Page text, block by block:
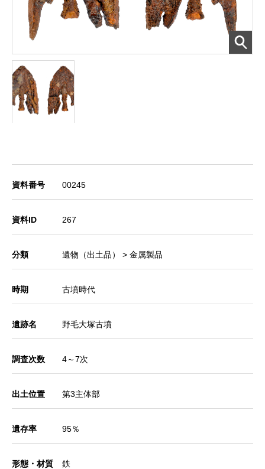
資料番号 00245
資料ID 267
分類 遺物（出土品） > 金属製品
時期 古墳時代
遺跡名 野毛大塚古墳
調査次数 4～7次
出土位置 第3主体部
遺存率 95％
形態・材質 鉄